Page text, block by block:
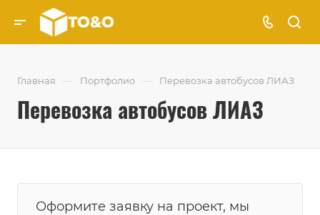
Главная — Портфолио — Перевозка автобусов ЛИАЗ
Перевозка автобусов ЛИАЗ
Оформите заявку на проект, мы